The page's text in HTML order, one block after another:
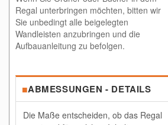
Regal unterbringen möchten, bitten wir
Sie unbedingt alle beigelegten
Wandleisten anzubringen und die
Aufbauanleitung zu befolgen.
■ABMESSUNGEN - DETAILS
Die Maße entscheiden, ob das Regal